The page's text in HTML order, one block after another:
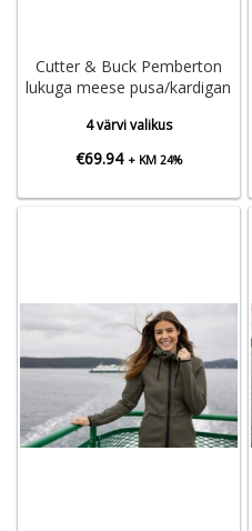
Cutter & Buck Pemberton
lukuga meese pusa/kardigan
4 värvi valikus
€69.94 + KM 24%